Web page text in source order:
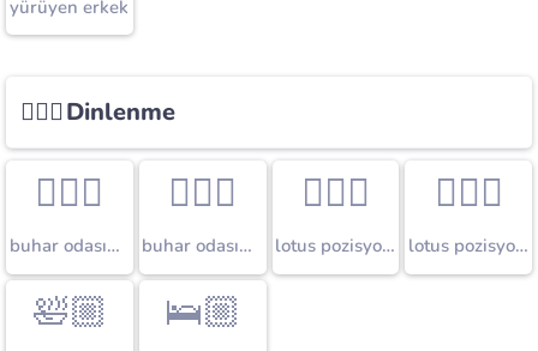
yürüyen erkek
🧘🏼‍♀️Dinlenme
🧖🏼‍♀️
buhar odasındaki kadın
🧖🏼‍♂️
buhar odasındaki erkek
🧘🏼‍♀️
lotus pozisyonundaki kadın
🧘🏼‍♂️
lotus pozisyonundaki erkek
🛀🏼 🛌🏼